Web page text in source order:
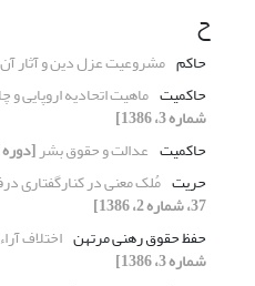
ح
حاکم مشروعیت عزل دین و آثار آن
حاکمیت ماهیت اتحادیه اروپایی
شماره 3، 1386]
حاکمیت عدالت و حقوق بشر[دوره 37، شماره 3، 1386]
حریت مُلک معنی در کنارگفتاری
37، شماره 2، 1386]
حفظ حقوق رهنی مرتهن اختلاف
شماره 3، 1386]